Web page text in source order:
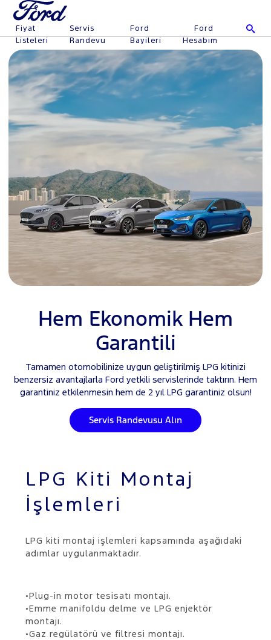
Fiyat
Listeleri
Servis
Randevu
Ford
Bayileri
Ford
Hesabım
Hem Ekonomik Hem
Garantili
Tamamen otomobilinize uygun geliştirilmiş LPG kitinizi
benzersiz avantajlarla Ford yetkili servislerinde taktırın. Hem
garantiniz etkilenmesin hem de 2 yıl LPG garantiniz olsun!
Servis Randevusu Alın
LPG Kiti Montaj
İşlemleri
LPG kiti montaj işlemleri kapsamında aşağıdaki
adımlar uygulanmaktadır.
•Plug-in motor tesisatı montajı.
•Emme manifoldu delme ve LPG enjektör
montajı.
•Gaz regülatörü ve filtresi montajı.